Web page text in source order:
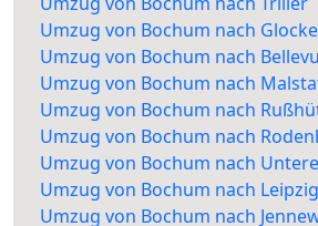
Umzug von Bochum nach
Umzug von Bochum nach
Umzug von Bochum nach
Umzug von Bochum nach
Umzug von Bochum nach
Umzug von Bochum nach
Umzug von Bochum nach
Umzug von Bochum nach